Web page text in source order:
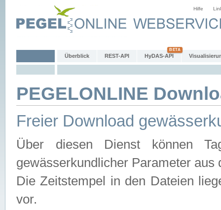
Hilfe
Überblick REST-API HyDAS-API
PEGELONLINE
Freier Download
Über diesen Dienst können
gewässerkundlicher Parameter aus
Die Zeitstempel in den Dateien
vor.